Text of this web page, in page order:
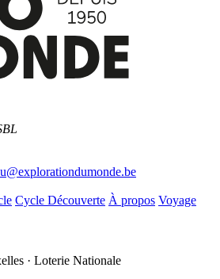
Cycle Découverte À propos Voyage
· Loterie Nationale